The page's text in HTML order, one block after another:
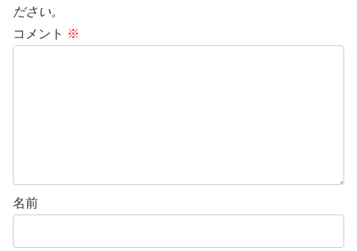
ださい。
コメント ※
名前